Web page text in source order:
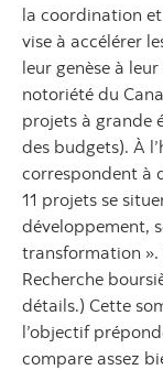
la coordination
vise à accélérer
leur genèse à
notoriété du
projets à grande
des budgets). À
correspondent à
11 projets se
développement,
transformation ».
Recherche
détails.) Cette
l’objectif
compare assez